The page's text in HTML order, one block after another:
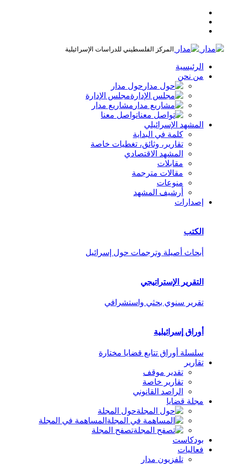
المركز الفلسطيني للدراسات الإسرائيلية
الرئيسية
من نحن
حول مدار
مجلس الإدارة
مشاريع مدار
تواصل معنا
المشهد الإسرائيلي
كلمة في البداية
تقارير، وثائق، تغطيات خاصة
المشهد الاقتصادي
مقابلات
مقالات مترجمة
منوعات
أرشيف المشهد
إصدارات
الكتب
أبحاث أصيلة وترجمات حول إسرائيل
التقرير الإستراتيجي
تقرير سنوي بحثي واستشرافي
أوراق إسرائيلية
سلسلة أوراق تتابع قضايا مختارة
تقارير
تقدير موقف
تقارير خاصة
الراصد القانوني
مجلة قضايا
حول المجلة
المساهمة في المجلة
تصفح المجلة
بودكاست
فعاليات
تلفزيون مدار